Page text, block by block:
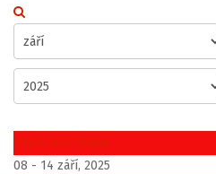
Předchozí týden
08 - 14 září, 2025